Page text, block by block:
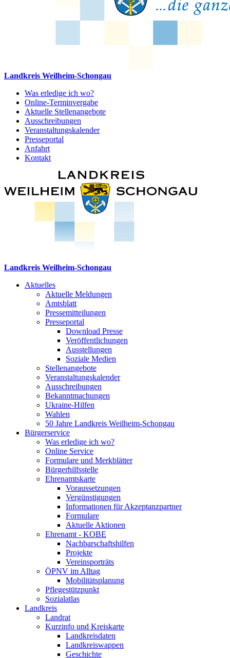
Landkreis Weilheim-Schongau
Was erledige ich wo?
Online-Terminvergabe
Aktuelle Stellenangebote
Ausschreibungen
Veranstaltungskalender
Presseportal
Anfahrt
Kontakt
Landkreis Weilheim-Schongau
Aktuelles
Aktuelle Meldungen
Amtsblatt
Pressemitteilungen
Presseportal
Download Presse
Veröffentlichungen
Ausstellungen
Soziale Medien
Stellenangebote
Veranstaltungskalender
Ausschreibungen
Bekanntmachungen
Ukraine-Hilfen
Wahlen
50 Jahre Landkreis Weilheim-Schongau
Bürgerservice
Was erledige ich wo?
Online Service
Formulare und Merkblätter
Bürgerhilfsstelle
Ehrenamtskarte
Voraussetzungen
Vergünstigungen
Informationen für Akzeptanzpartner
Formulare
Aktuelle Aktionen
Ehrenamt - KOBE
Nachbarschaftshilfen
Projekte
Vereinsporträts
ÖPNV im Alltag
Mobilitätsplanung
Pflegestützpunkt
Sozialatlas
Landkreis
Landrat
Kurzinfo und Kreiskarte
Landkreisdaten
Landkreiswappen
Geschichte